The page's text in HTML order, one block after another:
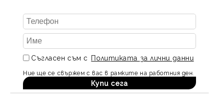
Съгласен съм с Политиката за лични данни
Ние ще се свържем с вас в рамките на работния ден.